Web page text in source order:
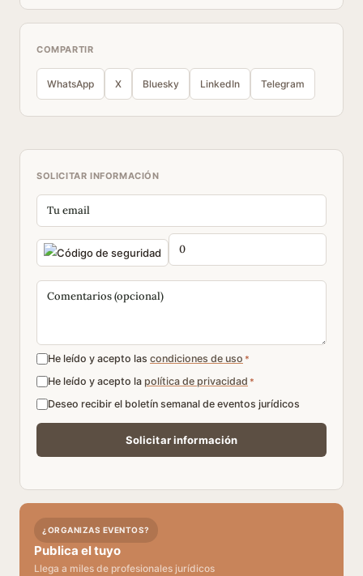
COMPARTIR
WhatsApp X Bluesky LinkedIn Telegram
SOLICITAR INFORMACIÓN
He leído y acepto las condiciones de uso *
He leído y acepto la política de privacidad *
Deseo recibir el boletín semanal de eventos jurídicos
¿ORGANIZAS EVENTOS?
Publica el tuyo
Llega a miles de profesionales jurídicos